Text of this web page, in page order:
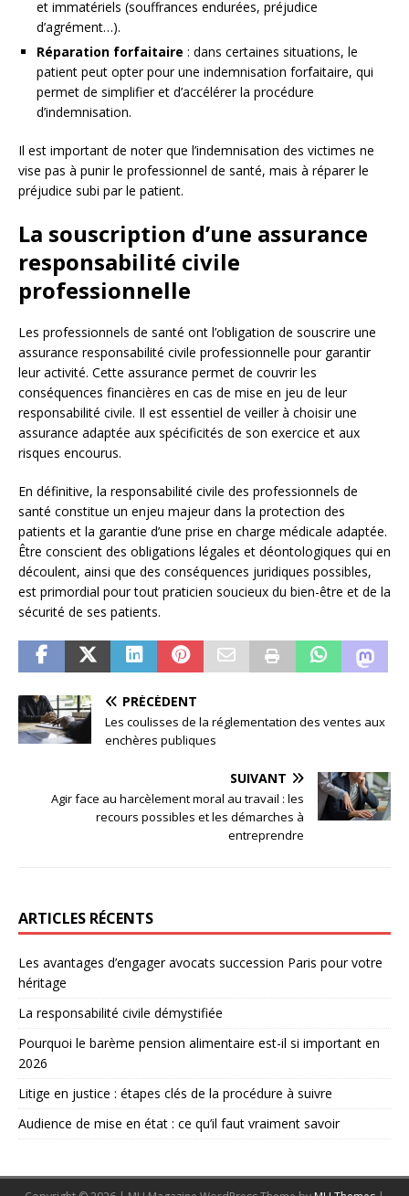
et immatériels (souffrances endurées, préjudice
d’agrément…).
Réparation forfaitaire : dans certaines situations, le
patient peut opter pour une indemnisation forfaitaire, qui
permet de simplifier et d’accélérer la procédure
d’indemnisation.
Il est important de noter que l’indemnisation des victimes ne
vise pas à punir le professionnel de santé, mais à réparer le
préjudice subi par le patient.
La souscription d’une assurance
responsabilité civile
professionnelle
Les professionnels de santé ont l’obligation de souscrire une
assurance responsabilité civile professionnelle pour garantir
leur activité. Cette assurance permet de couvrir les
conséquences financières en cas de mise en jeu de leur
responsabilité civile. Il est essentiel de veiller à choisir une
assurance adaptée aux spécificités de son exercice et aux
risques encourus.
En définitive, la responsabilité civile des professionnels de
santé constitue un enjeu majeur dans la protection des
patients et la garantie d’une prise en charge médicale adaptée.
Être conscient des obligations légales et déontologiques qui en
découlent, ainsi que des conséquences juridiques possibles,
est primordial pour tout praticien soucieux du bien-être et de la
sécurité de ses patients.
PRÉCÉDENT
Les coulisses de la réglementation des ventes aux
enchères publiques
SUIVANT
Agir face au harcèlement moral au travail : les
recours possibles et les démarches à
entreprendre
ARTICLES RÉCENTS
Les avantages d’engager avocats succession Paris pour votre
héritage
La responsabilité civile démystifiée
Pourquoi le barème pension alimentaire est-il si important en
2026
Litige en justice : étapes clés de la procédure à suivre
Audience de mise en état : ce qu’il faut vraiment savoir